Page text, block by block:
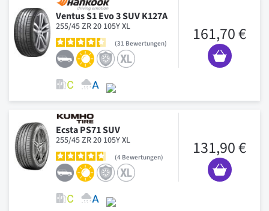
Ventus S1 Evo 3 SUV K127A
255/45 ZR 20 105Y XL
31 Bewertungen 161,70 €
Ecsta PS71 SUV
255/45 ZR 20 105Y XL
4 Bewertungen 131,90 €